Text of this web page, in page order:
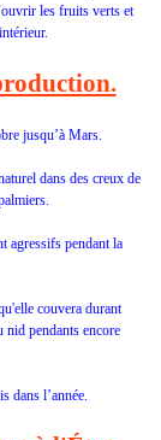
les fruits verts et
jusqu’à Mars.
dans des creux de
agressifs pendant la
couvera durant
nid pendants encore
dans l’année.